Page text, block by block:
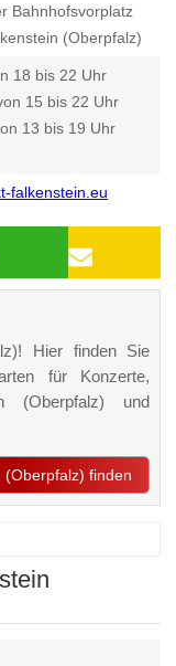
Bahnhofsvorplatz
(Oberpfalz)
18 bis 22 Uhr
15 bis 22 Uhr
13 bis 19 Uhr
falkenstein.eu
Hier finden Sie
für Konzerte,
(Oberpfalz) und
(Oberpfalz) finden